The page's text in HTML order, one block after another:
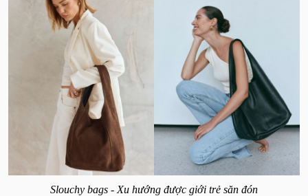
Slouchy bags - Xu hướng được giới trẻ săn đón